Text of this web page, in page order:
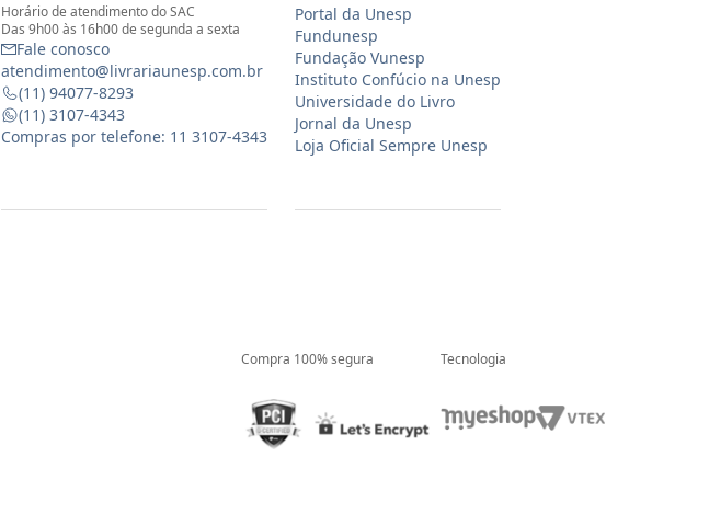
Horário de atendimento do SAC
Das 9h00 às 16h00 de segunda a sexta
Fale conosco
atendimento@livrariaunesp.com.br
(11) 94077-8293
(11) 3107-4343
Compras por telefone: 11 3107-4343
Portal da Unesp
Fundunesp
Fundação Vunesp
Instituto Confúcio na Unesp
Universidade do Livro
Jornal da Unesp
Loja Oficial Sempre Unesp
Compra 100% segura Tecnologia